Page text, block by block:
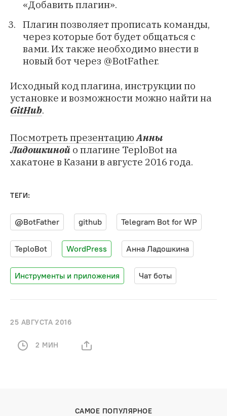
«Добавить плагин».
Плагин позволяет прописать команды,
через которые бот будет общаться с
вами. Их также необходимо внести в
новый бот через @BotFather.
Исходный код плагина, инструкции по
установке и возможности можно найти на
GitHub.
Посмотреть презентацию Анны
Ладошкиной о плагине TeploBot на
хакатоне в Казани в августе 2016 года.
ТЕГИ:
@BotFather github Telegram Bot for WP
TeploBot WordPress Анна Ладошкина
Инструменты и приложения Чат боты
25 АВГУСТА 2016
2 МИН
САМОЕ ПОПУЛЯРНОЕ